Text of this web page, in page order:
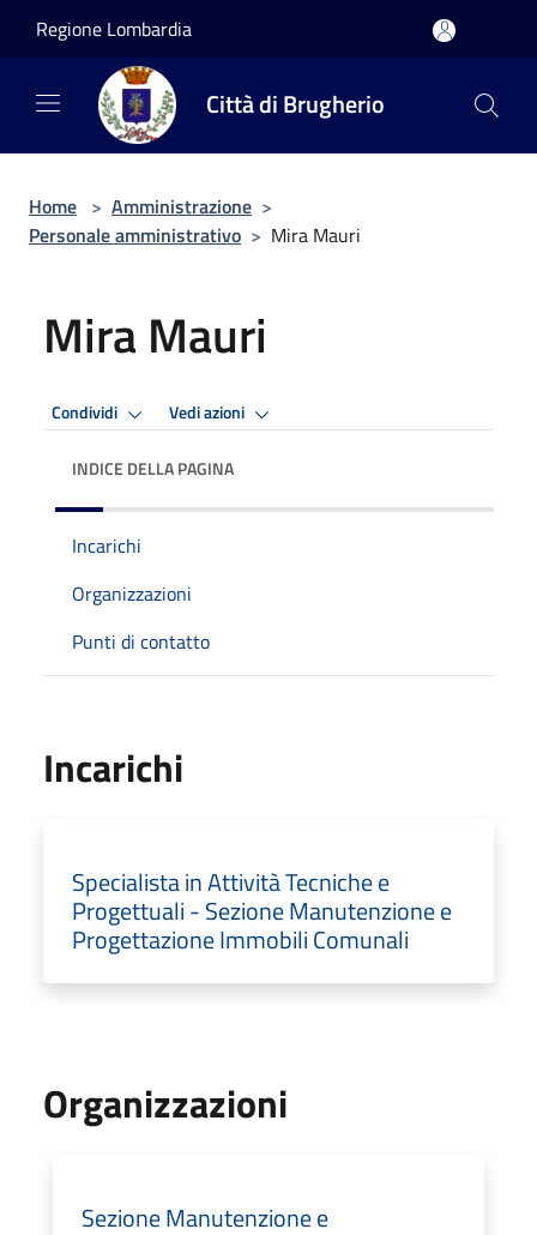
Regione Lombardia
Città di Brugherio
Home > Amministrazione >
Personale amministrativo > Mira Mauri
Mira Mauri
Condividi Vedi azioni
INDICE DELLA PAGINA
Incarichi
Organizzazioni
Punti di contatto
Incarichi
Specialista in Attività Tecniche e
Progettuali - Sezione Manutenzione e
Progettazione Immobili Comunali
Organizzazioni
Sezione Manutenzione e